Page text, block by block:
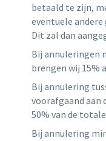
betaald te zijn,
eventuele
Dit zal dan
Bij annuleringen
brengen wij 15%
Bij annulering
voorafgaand aan
50% van de
Bij annulering